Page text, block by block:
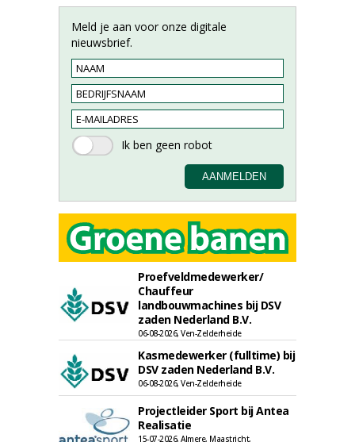
Meld je aan voor onze digitale
nieuwsbrief.
Proefveldmedewerker/
Chauffeur
landbouwmachines bij DSV
zaden Nederland B.V.
06-08-2026, Ven-Zelderheide
Kasmedewerker (fulltime) bij
DSV zaden Nederland B.V.
06-08-2026, Ven-Zelderheide
Projectleider Sport bij Antea
Realisatie
15-07-2026, Almere, Maastricht,